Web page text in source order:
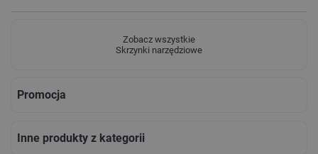
Zobacz wszystkie
Skrzynki narzędziowe
Promocja
Inne produkty z kategorii